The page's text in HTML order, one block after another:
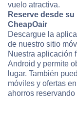
vuelo atractiva.
Reserve desde
CheapOair
Descargue la
de nuestro sitio
Nuestra aplicación
Android y permite
lugar. También
móviles y ofertas
ahorros reservando